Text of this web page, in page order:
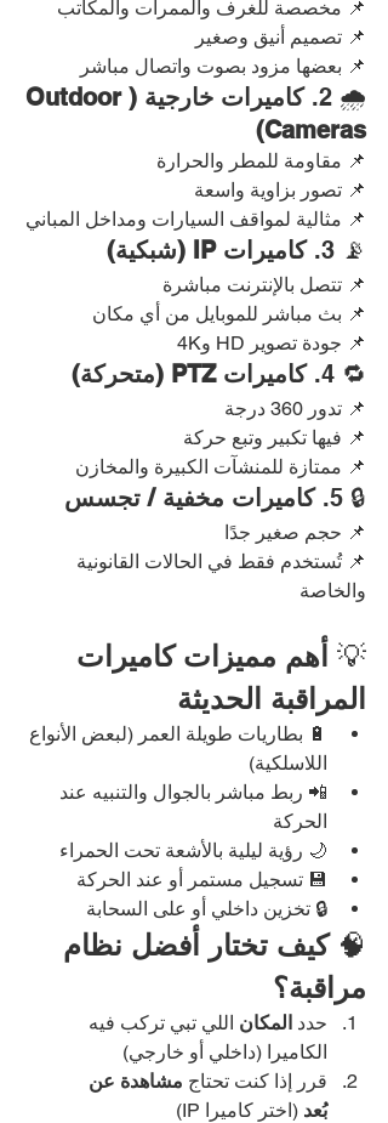
📌 مخصصة للغرف والممرات والمكاتب
📌 تصميم أنيق وصغير
📌 بعضها مزود بصوت واتصال مباشر
🌧️ 2.
كاميرات خارجية (Outdoor
Cameras)
📌 مقاومة للمطر والحرارة
📌 تصور بزاوية واسعة
📌 مثالية لمواقف السيارات ومداخل المباني
📡 3. كاميرات IP (شبكية)
📌 تتصل بالإنترنت مباشرة
📌 بث مباشر للموبايل من أي مكان
📌 جودة تصوير HD و4K
🔁 4. كاميرات PTZ (متحركة)
📌 تدور 360 درجة
📌 فيها تكبير وتبع حركة
📌 ممتازة للمنشآت الكبيرة والمخازن
🔒 5. كاميرات مخفية / تجسس
📌 حجم صغير جدًا
📌 تُستخدم فقط في الحالات القانونية
والخاصة
💡 أهم مميزات كاميرات
المراقبة الحديثة
🔋 بطاريات طويلة العمر (لبعض الأنواع
اللاسلكية)
📲 ربط مباشر بالجوال والتنبيه عند
الحركة
🌙 رؤية ليلية بالأشعة تحت الحمراء
💾 تسجيل مستمر أو عند الحركة
🔒 تخزين داخلي أو على السحابة
🧠 كيف تختار أفضل نظام
مراقبة؟
حدد المكان اللي تبي تركب فيه
الكاميرا (داخلي أو خارجي)
قرر إذا كنت تحتاج مشاهدة عن
بُعد (اختر كاميرا IP)